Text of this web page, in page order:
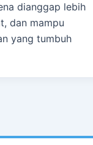
dianggap lebih
dan mampu
yang tumbuh